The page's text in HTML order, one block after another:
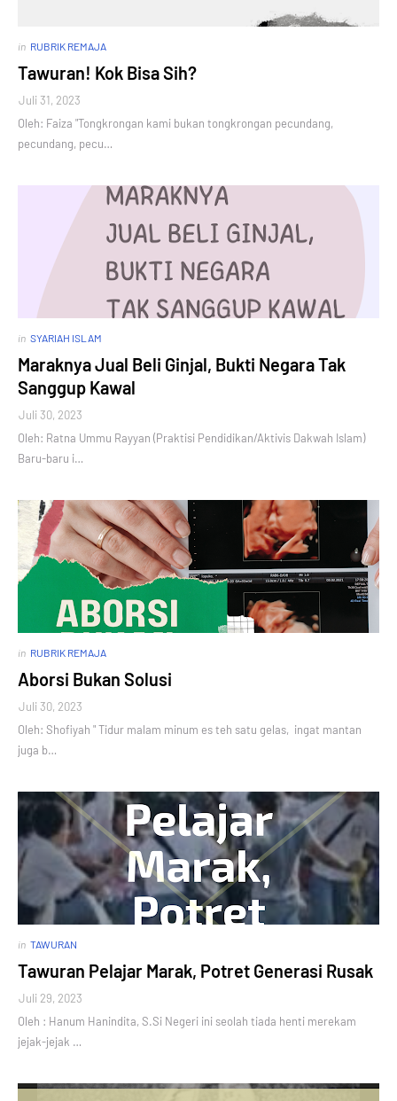
in RUBRIK REMAJA
Tawuran! Kok Bisa Sih?
Juli 31, 2023
Oleh: Faiza "Tongkrongan kami bukan tongkrongan pecundang,
pecundang, pecu…
in SYARIAH ISLAM
Maraknya Jual Beli Ginjal, Bukti Negara Tak
Sanggup Kawal
Juli 30, 2023
Oleh: Ratna Ummu Rayyan (Praktisi Pendidikan/Aktivis Dakwah Islam)
Baru-baru i…
in RUBRIK REMAJA
Aborsi Bukan Solusi
Juli 30, 2023
Oleh: Shofiyah " Tidur malam minum es teh satu gelas, ingat mantan
juga b…
in TAWURAN
Tawuran Pelajar Marak, Potret Generasi Rusak
Juli 29, 2023
Oleh : Hanum Hanindita, S.Si Negeri ini seolah tiada henti merekam
jejak-jejak …